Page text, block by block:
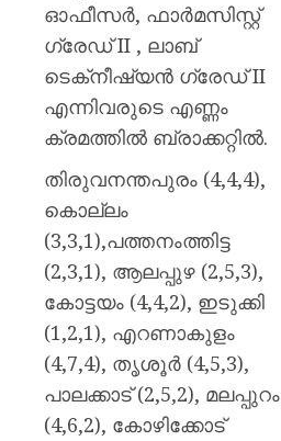
ഓഫീസർ, ഫാർമസിസ്റ്റ്
ഗ്രേഡ് II , ലാബ്
ടെക്‌നീഷ്യൻ ഗ്രേഡ് II
എന്നിവരുടെ എണ്ണം
ക്രമത്തിൽ ബ്രാക്കറ്റിൽ.
തിരുവനന്തപുരം (4,4,4),
കൊല്ലം
(3,3,1),പത്തനംത്തിട്ട
(2,3,1), ആലപ്പുഴ (2,5,3),
കോട്ടയം (4,4,2), ഇടുക്കി
(1,2,1), എറണാകുളം
(4,7,4), തൃശൂർ (4,5,3),
പാലക്കാട് (2,5,2), മലപ്പുറം
(4,6,2), കോഴിക്കോട്